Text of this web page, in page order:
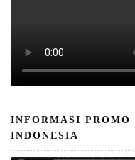
INFORMASI PROMO
INDONESIA